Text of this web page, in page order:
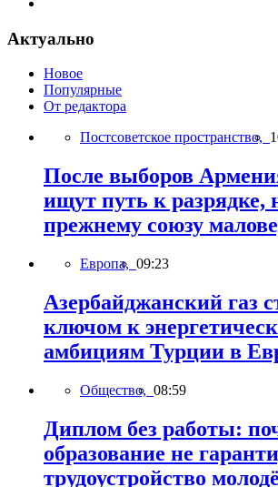
Актуально
Новое
Популярные
От редактора
Постсоветское пространство,
После выборов
ищут путь к разрядке,
прежнему союзу
Европа, 09:23
Азербайджанский газ
ключом к
амбициям Турции в
Общество, 08:59
Диплом без работы:
образование не
трудоустройство